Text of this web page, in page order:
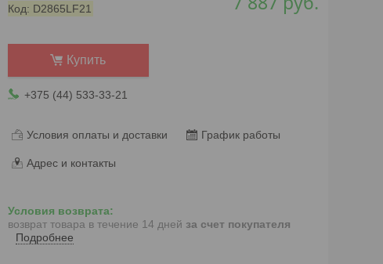
Код: D2865LF21
Купить
+375 (44) 533-33-21
Условия оплаты и доставки График работы
Адрес и контакты
возврат товара в течение 14 дней за счет покупателя
Подробнее